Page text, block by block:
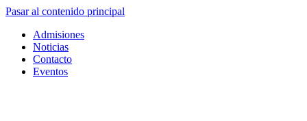
Pasar al contenido principal
Admisiones
Noticias
Contacto
Eventos